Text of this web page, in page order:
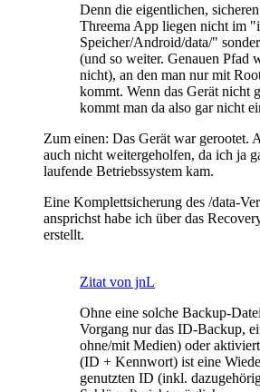
Denn die eigentlichen,
Threema App liegen nicht im
Speicher/Android/data/"
(und so weiter. Genauen Pfad
nicht), an den man nur mit
kommt. Wenn das Gerät nicht
kommt man da also gar nicht
Zum einen: Das Gerät war gerootet.
auch nicht weitergeholfen, da ich ja
laufende Betriebssystem kam.
Eine Komplettsicherung des /data-
ansprichst habe ich über das
erstellt.
Zitat von jnL
Ohne eine solche Backup-
Vorgang nur das ID-Backup,
ohne/mit Medien) oder
(ID + Kennwort) ist eine
genutzten ID (inkl.